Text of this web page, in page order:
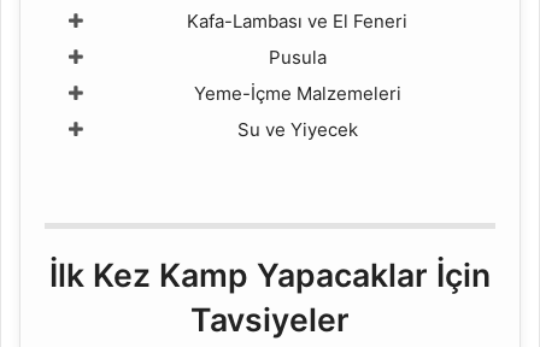
Kafa-Lambası ve El Feneri
Pusula
Yeme-İçme Malzemeleri
Su ve Yiyecek
İlk Kez Kamp Yapacaklar İçin
Tavsiyeler